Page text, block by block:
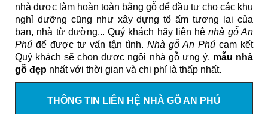
nhà được làm hoàn toàn bằng gỗ để đầu tư cho các khu
nghỉ dưỡng cũng như xây dựng tổ ấm tương lai của
bạn, nhà từ đường... Quý khách hãy liên hệnhà gỗ An
Phú để được tư vấn tận tình. Nhà gỗ An Phú cam kết
Quý khách sẽ chọn được ngôi nhà gỗ ưng ý, mẫu nhà
gỗ đẹp nhất với thời gian và chi phí là thấp nhất.
THÔNG TIN LIÊN HỆ NHÀ GỖ AN PHÚ